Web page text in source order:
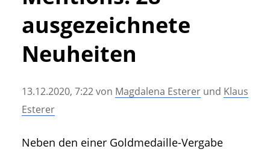
• Messen und Veranstaltungen
• Mitteilung der Redaktion
• Agritechnica Neuheiten Archiv
ausgezeichnete
Neuheiten
13.12.2020, 7:22von Magdalena Esterer und Klaus
Esterer
Neben den einer Goldmedaille-Vergabe